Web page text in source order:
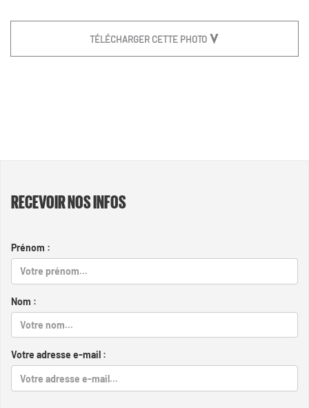
TÉLÉCHARGER CETTE PHOTO
RECEVOIR NOS INFOS
Prénom :
Nom :
Votre adresse e-mail :